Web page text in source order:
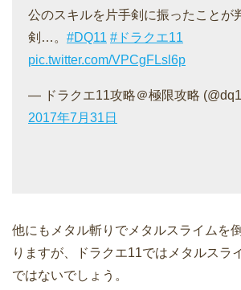
公のスキルを片手剣に振ったことが
剣…。 #DQ11 #ドラクエ11
pic.twitter.com/VPCgFLsl6p
— ドラクエ11攻略＠極限攻略
2017年7月31日
他にもメタル斬りでメタルスライムを
りますが、ドラクエ11ではメタルスラ
ではないでしょう。